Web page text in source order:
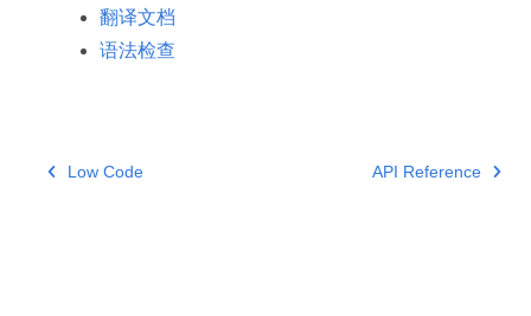
翻译文档
语法检查
Low Code API Reference